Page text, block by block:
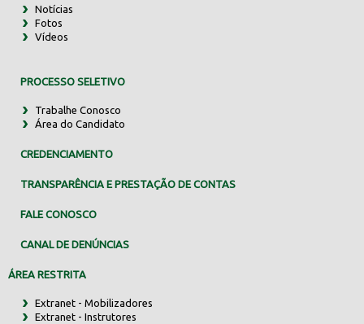
Notícias
Fotos
Vídeos
PROCESSO SELETIVO
Trabalhe Conosco
Área do Candidato
CREDENCIAMENTO
TRANSPARÊNCIA E PRESTAÇÃO DE CONTAS
FALE CONOSCO
CANAL DE DENÚNCIAS
ÁREA RESTRITA
Extranet - Mobilizadores
Extranet - Instrutores